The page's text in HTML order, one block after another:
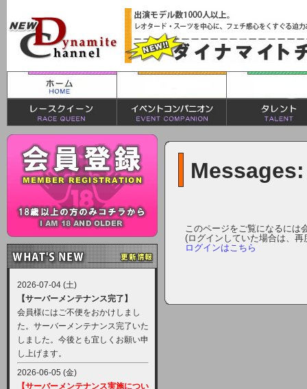
2026-07-04 (土)
【サーバーメンテナンス完了】
会員様にはご不便をおかけしまし
た。サーバーメンテナンス完了いた
しました。今後とも宜しくお願い申
し上げます。
2026-06-05 (金)
【サーバーメンテナンス実施につい
Messages:
このページをご覧になるには
(ログインしていた場合は、
ログインはこちら